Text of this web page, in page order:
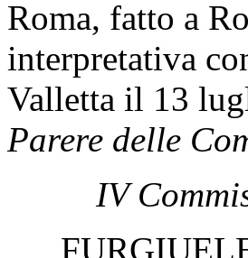
Roma, fatto a
interpretativa
Valletta il 13
Parere delle
IV
FURGIUELE